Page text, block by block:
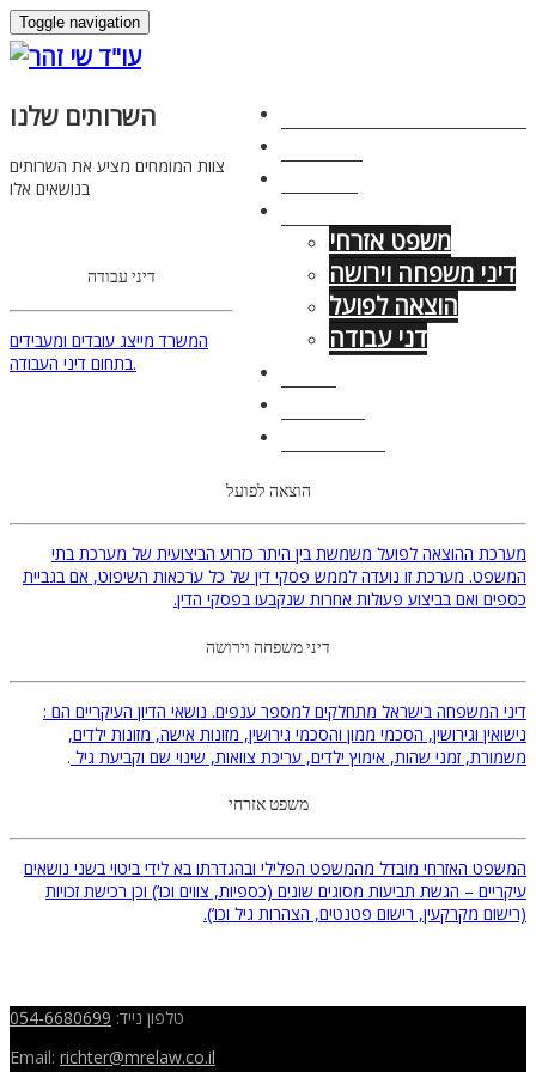
Toggle navigation
משפט אזרחי
דיני משפחה וירושה
הוצאה לפועל
דני עבודה
השרותים שלנו
צוות המומחים מציע את השרותים
בנושאים אלו
דיני עבודה
המשרד מייצג עובדים ומעבידים
בתחום דיני העבודה.
הוצאה לפועל
מערכת ההוצאה לפועל משמשת בין היתר כזרוע הביצועית של מערכת בתי
המשפט. מערכת זו נועדה לממש פסקי דין של כל ערכאות השיפוט, אם בגביית
כספים ואם בביצוע פעולות אחרות שנקבעו בפסקי הדין.
דיני משפחה וירושה
דיני המשפחה בישראל מתחלקים למספר ענפים. נושאי הדיון העיקריים הם :
נישואין וגירושין, הסכמי ממון והסכמי גירושין, מזונות אישה, מזונות ילדים,
משמורת, זמני שהות, אימוץ ילדים, עריכת צוואות, שינוי שם וקביעת גיל .
משפט אזרחי
המשפט האזרחי מובדל מהמשפט הפלילי ובהגדרתו בא לידי ביטוי בשני נושאים
עיקריים – הגשת תביעות מסוגים שונים (כספיות, צווים וכו’) וכן רכישת זכויות
(רישום מקרקעין, רישום פטנטים, הצהרות גיל וכו’).
טלפון נייד: 054-6680699
Email: richter@mrelaw.co.il